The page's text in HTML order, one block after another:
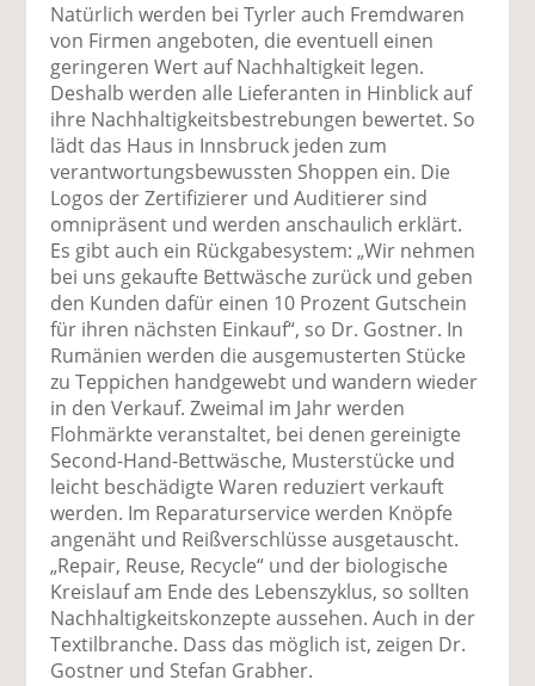
Natürlich werden bei Tyrler auch Fremdwaren
von Firmen angeboten, die eventuell einen
geringeren Wert auf Nachhaltigkeit legen.
Deshalb werden alle Lieferanten in Hinblick auf
ihre Nachhaltigkeitsbestrebungen bewertet. So
lädt das Haus in Innsbruck jeden zum
verantwortungsbewussten Shoppen ein. Die
Logos der Zertifizierer und Auditierer sind
omnipräsent und werden anschaulich erklärt.
Es gibt auch ein Rückgabesystem: „Wir nehmen
bei uns gekaufte Bettwäsche zurück und geben
den Kunden dafür einen 10 Prozent Gutschein
für ihren nächsten Einkauf“, so Dr. Gostner. In
Rumänien werden die ausgemusterten Stücke
zu Teppichen handgewebt und wandern wieder
in den Verkauf. Zweimal im Jahr werden
Flohmärkte veranstaltet, bei denen gereinigte
Second-Hand-Bettwäsche, Musterstücke und
leicht beschädigte Waren reduziert verkauft
werden. Im Reparaturservice werden Knöpfe
angenäht und Reißverschlüsse ausgetauscht.
„Repair, Reuse, Recycle“ und der biologische
Kreislauf am Ende des Lebenszyklus, so sollten
Nachhaltigkeitskonzepte aussehen. Auch in der
Textilbranche. Dass das möglich ist, zeigen Dr.
Gostner und Stefan Grabher.